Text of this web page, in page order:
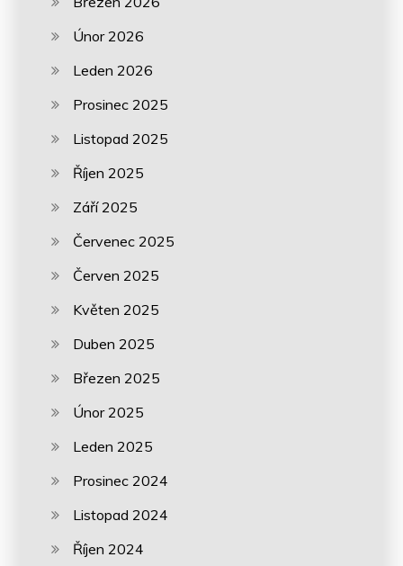
Únor 2026
Leden 2026
Prosinec 2025
Listopad 2025
Říjen 2025
Září 2025
Červenec 2025
Červen 2025
Květen 2025
Duben 2025
Březen 2025
Únor 2025
Leden 2025
Prosinec 2024
Listopad 2024
Říjen 2024